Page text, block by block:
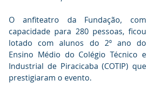
O anfiteatro da Fundação, com
capacidade para 280 pessoas, ficou
lotado com alunos do 2º ano do
Ensino Médio do Colégio Técnico e
Industrial de Piracicaba (COTIP) que
prestigiaram o evento.